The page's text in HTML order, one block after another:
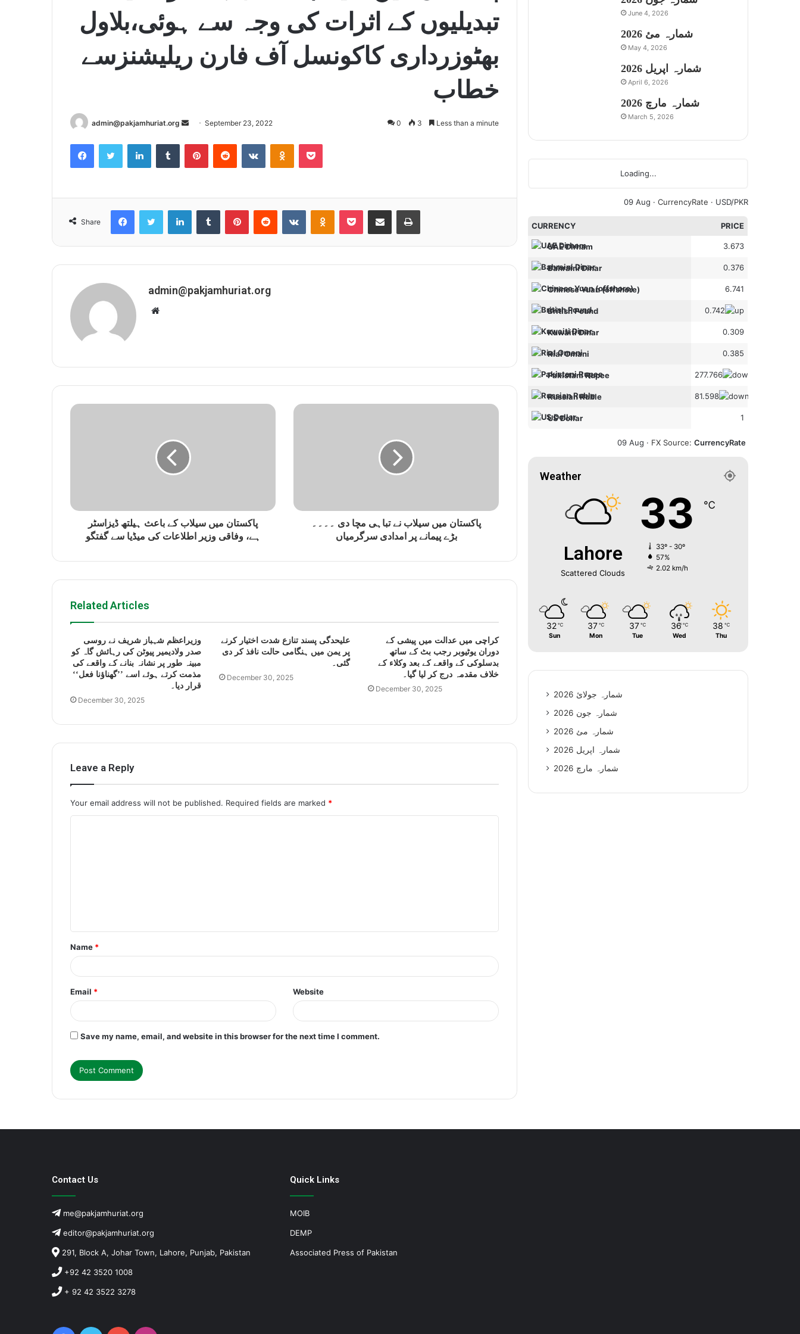
تبدیلیوں کے اثرات کی وجہ سے ہوئی،بلاول
بھٹوزرداری کاکونسل آف فارن ریلیشنزسے
خطاب
admin@pakjamhuriat.org
e
l
September 23, 2022 0 3 Less than a minute
Share
admin@pakjamhuriat.org
i
پاکستان میں سیلاب کے باعث ہیلتھ ڈیزاسٹر
ہے، وفاقی وزیر اطلاعات کی میڈیا سے گفتگو
پاکستان میں سیلاب نے تباہی مچا دی ۔۔۔۔
بڑے پیمانے پر امدادی سرگرمیاں
Related Articles
وزیراعظم شہباز شریف نے روسی
صدر ولادیمیر پیوٹن کی رہائش گاہ کو
مبینہ طور پر نشانہ بنانے کے واقعے کی
مذمت کرتے ہوئے اسے ’’گھناؤنا فعل‘‘
قرار دیا۔
December 30, 2025
علیحدگی پسند تنازع شدت اختیار کرنے
پر یمن میں ہنگامی حالت نافذ کر دی
گئی۔
December 30, 2025
کراچی میں عدالت میں پیشی کے
دوران یوٹیوبر رجب بٹ کے ساتھ
بدسلوکی کے واقعے کے بعد وکلاء کے
خلاف مقدمہ درج کر لیا گیا۔
December 30, 2025
Leave a Reply
Your email address will not be published. Required fields are marked *
t
*
Name *
Email * Website
Save my name, email, and website in this browser for the next time I comment.
June 4, 2026
شمارہ مئ 2026
May 4, 2026
شمارہ اپریل 2026
April 6, 2026
شمارہ مارچ 2026
March 5, 2026
Loading...
09 Aug · CurrencyRate · USD/PKR
CURRENCY PRICE
UAE Dirham 3.673
Bahraini Dinar 0.376
Chinese Yuan (offshore) 6.741
British Pound 0.742
Kuwaiti Dinar 0.309
Rial Omani 0.385
Pakistani Rupee 277.766
Russian Ruble 81.598
US Dollar 1
09 Aug · FX Source: CurrencyRate
Weather
Lahore
Scattered Clouds
33 ℃
33º - 30º
57%
2.02 km/h
32 ℃
Sun
37 ℃
Mon
37 ℃
Tue
36 ℃
Wed
38 ℃
Thu
شمارہ جولائ 2026
شمارہ جون 2026
شمارہ مئ 2026
شمارہ اپریل 2026
شمارہ مارچ 2026
Contact Us
me@pakjamhuriat.org
editor@pakjamhuriat.org
291, Block A, Johar Town, Lahore, Punjab, Pakistan
+92 42 3520 1008
+ 92 42 3522 3278
Quick Links
MOIB
DEMP
Associated Press of Pakistan